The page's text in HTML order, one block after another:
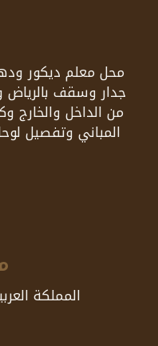
محل معلم ديكور
جدار وسقف بالرياض
من الداخل والخارج
المباني وتفصيل
المملكة